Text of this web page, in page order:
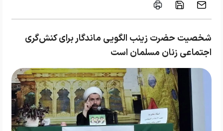
شخصیت حضرت زینب الگویی ماندگار برای کنش‌گری
اجتماعی زنان مسلمان است